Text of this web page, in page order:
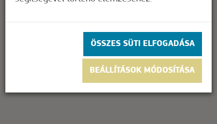
This page can't load Google Maps correctly.
Do you own this website? OK
ÖSSZES SÜTI ELFOGADÁSA
BEÁLLÍTÁSOK MÓDOSÍTÁSA